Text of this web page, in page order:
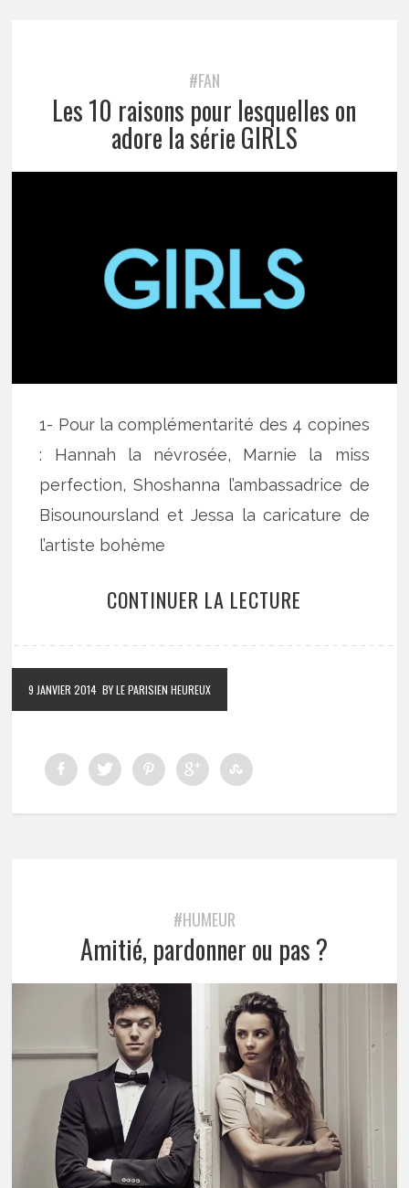
#FAN
Les 10 raisons pour lesquelles on
adore la série GIRLS
1- Pour la complémentarité des 4 copines
: Hannah la névrosée, Marnie la miss
perfection, Shoshanna l’ambassadrice de
Bisounoursland et Jessa la caricature de
l’artiste bohème
CONTINUER LA LECTURE
9 JANVIER 2014 BY LE PARISIEN HEUREUX
#HUMEUR
Amitié, pardonner ou pas ?